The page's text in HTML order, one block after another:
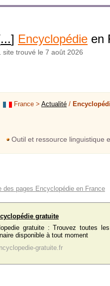
...] Encyclopédie en
site trouvé le 7 août 2026
France > Actualité /
Outil et ressource linguistique
des pages Encyclopédie en France
gratuite
gratuite : Trouvez toutes
disponible à tout moment
gratuite.fr